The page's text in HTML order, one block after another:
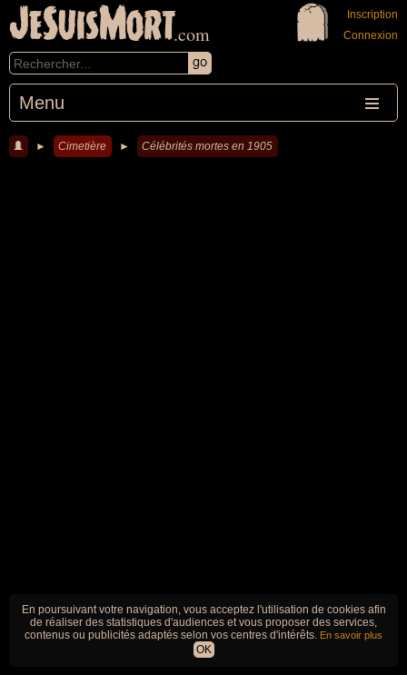
JeSuisMort.com
Menu
Inscription
Connexion
► Cimetière ► Célébrités mortes en 1905
En poursuivant votre navigation, vous acceptez l'utilisation de cookies afin
de réaliser des statistiques d'audiences et vous proposer des services,
contenus ou publicités adaptés selon vos centres d'intérêts. En savoir plus
OK